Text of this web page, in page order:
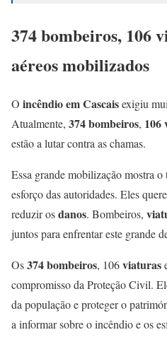
374 bombeiros, 106
aéreos mobilizados
O incêndio em Cascaisexigiu
Atualmente, 374 bombeiros, 106
estão a lutar contra as chamas.
Essa grande mobilização mostra
esforço das autoridades. Eles
reduzir osdanos. Bombeiros,
juntos para enfrentar este grande
Os374 bombeiros, 106viaturas
compromisso da Proteção Civil.
da população e proteger o
a informar sobre o incêndio e os